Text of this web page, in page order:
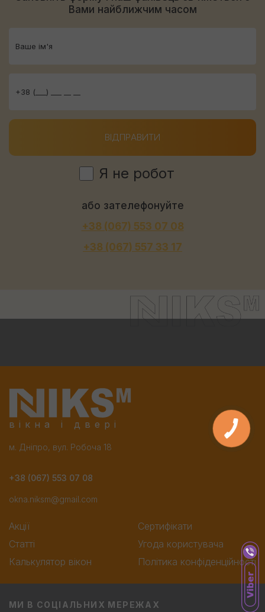
Вами найближчим часом
ВІДПРАВИТИ
Я не робот
або зателефонуйте
+38 (067) 553 07 08
+38 (067) 557 33 17
вікна і двері
м. Дніпро, вул. Робоча 18
+38 (067) 553 07 08
okna.niksm@gmail.com
Акції
Статті
Калькулятор вікон
Сертифікати
Угода користувача
Політика конфіденційності
МИ В СОЦІАЛЬНИХ МЕРЕЖАХ